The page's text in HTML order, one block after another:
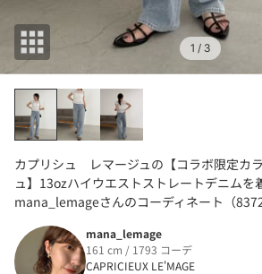
1 / 3
カプリシュ レマージュの【コラボ限定カ
ュ】13ozハイウエストストレートデニムを
mana_lemageさんのコーディネート（
mana_lemage
161 cm / 1793 コーデ
CAPRICIEUX LE'MAGE